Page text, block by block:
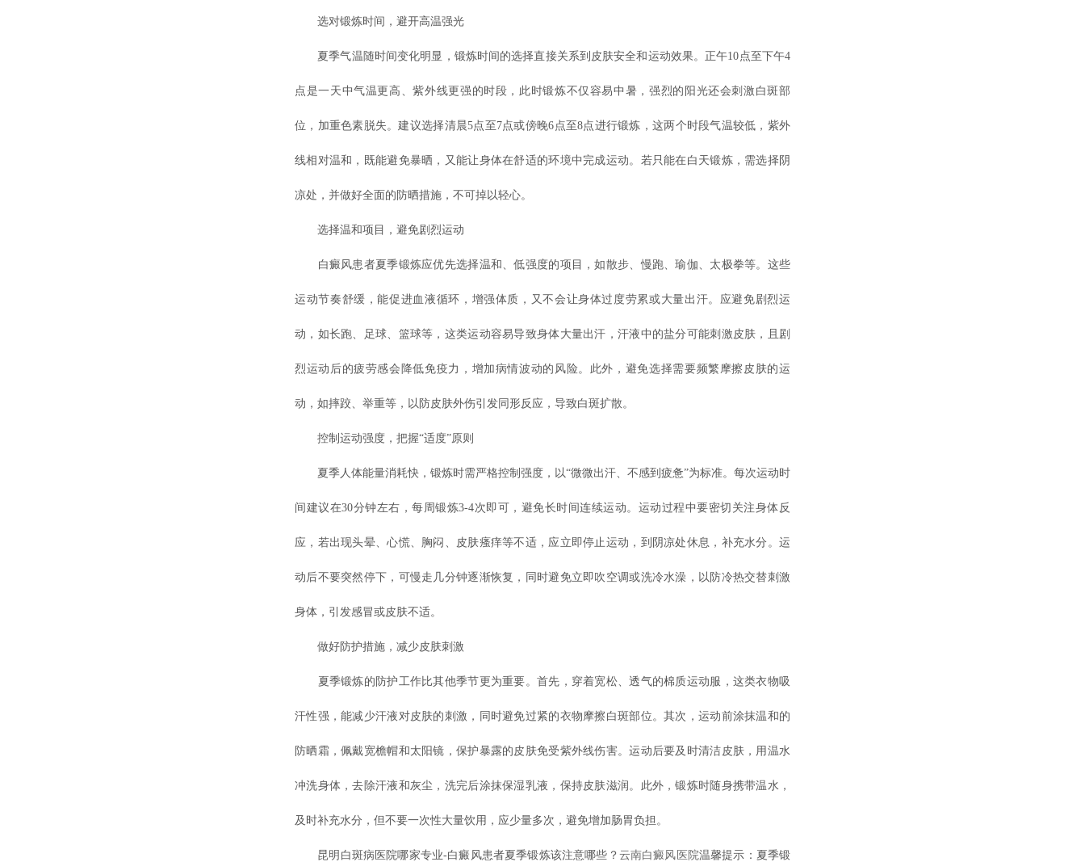
选对锻炼时间，避开高温强光​
夏季气温随时间变化明显，锻炼时间的选择直接关系到皮肤安全和运动效果。正午10点至下午4
点是一天中气温更高、紫外线更强的时段，此时锻炼不仅容易中暑，强烈的阳光还会刺激白斑部
位，加重色素脱失。建议选择清晨5点至7点或傍晚6点至8点进行锻炼，这两个时段气温较低，紫外
线相对温和，既能避免暴晒，又能让身体在舒适的环境中完成运动。若只能在白天锻炼，需选择阴
凉处，并做好全面的防晒措施，不可掉以轻心。​
选择温和项目，避免剧烈运动​
白癜风患者夏季锻炼应优先选择温和、低强度的项目，如散步、慢跑、瑜伽、太极拳等。这些
运动节奏舒缓，能促进血液循环，增强体质，又不会让身体过度劳累或大量出汗。应避免剧烈运
动，如长跑、足球、篮球等，这类运动容易导致身体大量出汗，汗液中的盐分可能刺激皮肤，且剧
烈运动后的疲劳感会降低免疫力，增加病情波动的风险。此外，避免选择需要频繁摩擦皮肤的运
动，如摔跤、举重等，以防皮肤外伤引发同形反应，导致白斑扩散。​
控制运动强度，把握“适度”原则​
夏季人体能量消耗快，锻炼时需严格控制强度，以“微微出汗、不感到疲惫”为标准。每次运动时
间建议在30分钟左右，每周锻炼3-4次即可，避免长时间连续运动。运动过程中要密切关注身体反
应，若出现头晕、心慌、胸闷、皮肤瘙痒等不适，应立即停止运动，到阴凉处休息，补充水分。运
动后不要突然停下，可慢走几分钟逐渐恢复，同时避免立即吹空调或洗冷水澡，以防冷热交替刺激
身体，引发感冒或皮肤不适。​
做好防护措施，减少皮肤刺激​
夏季锻炼的防护工作比其他季节更为重要。首先，穿着宽松、透气的棉质运动服，这类衣物吸
汗性强，能减少汗液对皮肤的刺激，同时避免过紧的衣物摩擦白斑部位。其次，运动前涂抹温和的
防晒霜，佩戴宽檐帽和太阳镜，保护暴露的皮肤免受紫外线伤害。运动后要及时清洁皮肤，用温水
冲洗身体，去除汗液和灰尘，洗完后涂抹保湿乳液，保持皮肤滋润。此外，锻炼时随身携带温水，
及时补充水分，但不要一次性大量饮用，应少量多次，避免增加肠胃负担。​
昆明白斑病医院哪家专业-白癜风患者夏季锻炼该注意哪些？ 云南白癜风医院温馨提示：夏季锻